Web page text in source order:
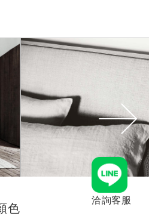
色
洽詢客服